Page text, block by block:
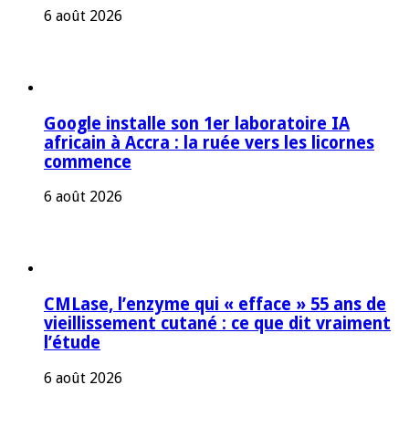
6 août 2026
Google installe son 1er laboratoire IA
africain à Accra : la ruée vers les licornes
commence
6 août 2026
CMLase, l’enzyme qui « efface » 55 ans de
vieillissement cutané : ce que dit vraiment
l’étude
6 août 2026